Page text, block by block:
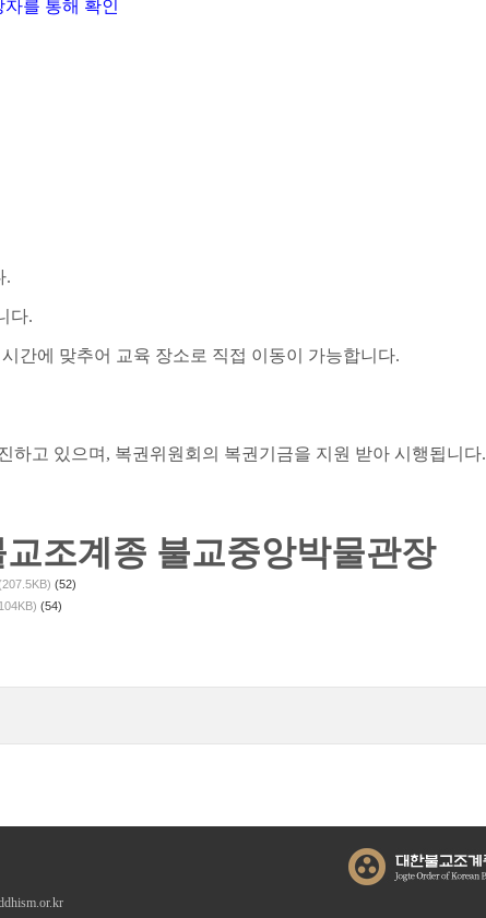
를 통해 확인
.
다.
간에 맞추어 교육 장소로 직접 이동이 가능합니다.
하고 있으며 , 복권위원회의 복권기금을 지원 받아 시행됩니다.
조계종 불교중앙박물관장
(52)
(54)